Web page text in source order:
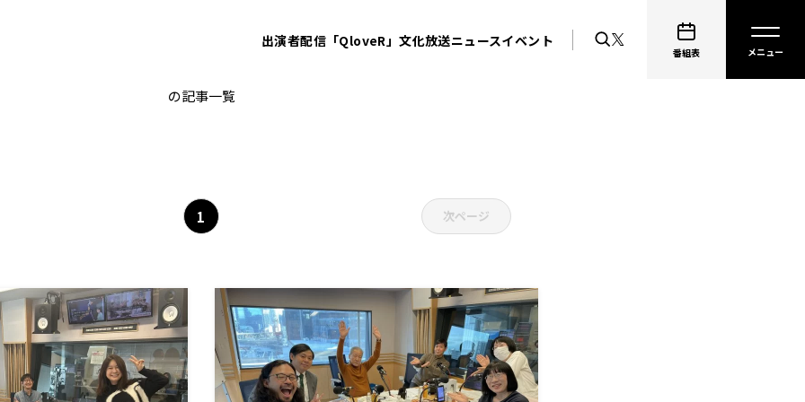
出演者配信「QloveR」文化放送ニュースイベント
番組表
の記事一覧
1 次ページ